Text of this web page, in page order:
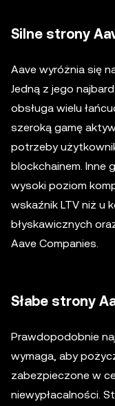
Silne strony
Aave wyróżnia się
Jedną z jego
obsługa wielu
szeroką gamę
potrzeby
blockchainem. Inne
wysoki poziom
wskaźnik LTV niż u
błyskawicznych
Aave Companies.
Słabe strony
Prawdopodobnie
wymaga, aby
zabezpieczone w
niewypłacalności.